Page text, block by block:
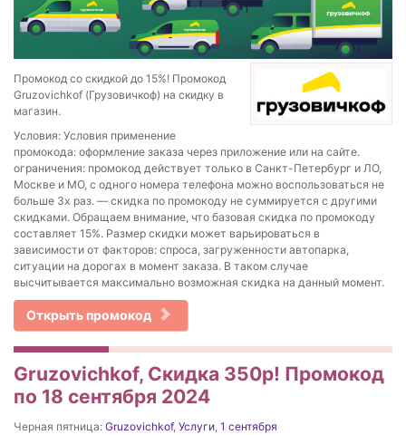
Промокод со скидкой до 15%! Промокод
Gruzovichkof (Грузовичкоф) на скидку в
магазин.
Условия: Условия применение
промокода: оформление заказа через приложение или на сайте.
ограничения: промокод действует только в Санкт-Петербург и ЛО,
Москве и МО, с одного номера телефона можно воспользоваться не
больше 3х раз. — скидка по промокоду не суммируется с другими
скидками. Обращаем внимание, что базовая скидка по промокоду
составляет 15%. Размер скидки может варьироваться в
зависимости от факторов: спроса, загруженности автопарка,
ситуации на дорогах в момент заказа. В таком случае
высчитывается максимально возможная скидка на данный момент.
Открыть промокод
Gruzovichkof, Скидка 350р! Промокод
по 18 сентября 2024
Черная пятница: Gruzovichkof, Услуги, 1 сентября